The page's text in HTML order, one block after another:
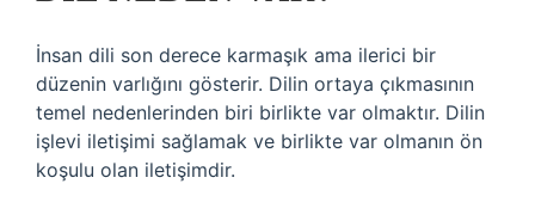
İnsan dili son derece karmaşık ama ilerici bir
düzenin varlığını gösterir. Dilin ortaya çıkmasının
temel nedenlerinden biri birlikte var olmaktır. Dilin
işlevi iletişimi sağlamak ve birlikte var olmanın ön
koşulu olan iletişimdir.